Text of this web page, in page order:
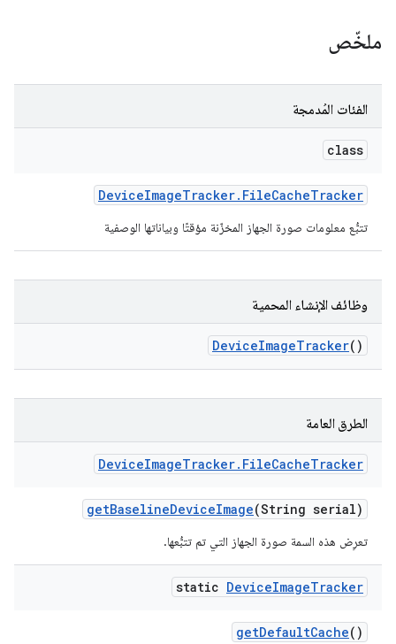
ملخّص
الفئات المُدمجة
class
DeviceImageTracker. FileCacheTracker
تتبُّع معلومات صورة الجهاز المخزّنة مؤقتًا وبياناتها الوصفية
وظائف الإنشاء المحمية
DeviceImageTracker()
الطرق العامة
DeviceImageTracker. FileCacheTracker
getBaselineDeviceImage(String serial)
تعرِض هذه السمة صورة الجهاز التي تم تتبُّعها.
static DeviceImageTracker
getDefaultCache()